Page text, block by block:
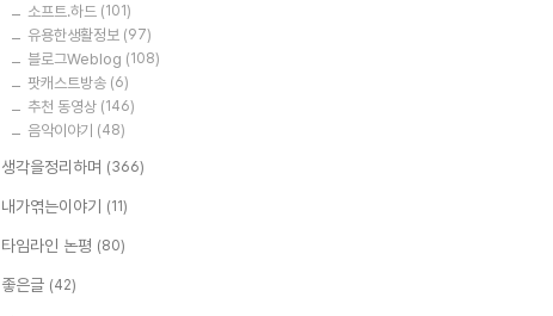
소프트.하드 (101)
유용한생활정보 (97)
블로그Weblog (108)
팟캐스트방송 (6)
추천 동영상 (146)
음악이야기 (48)
생각을정리하며 (366)
내가엮는이야기 (11)
타임라인 논평 (80)
좋은글 (42)